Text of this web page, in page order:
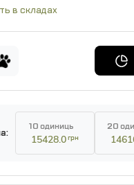
в складах
10 одиниць
15428.0грн
20